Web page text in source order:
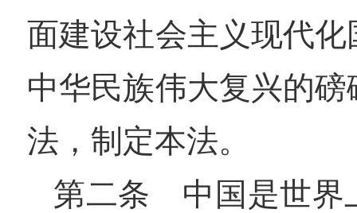
面建设社会主义现代
中华民族伟大复兴的
法，制定本法。
第二条 中国是世界